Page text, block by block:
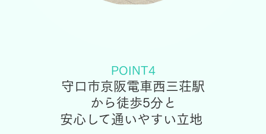
POINT4
守口市京阪電車西三荘駅
から徒歩5分と
安心して通いやすい立地